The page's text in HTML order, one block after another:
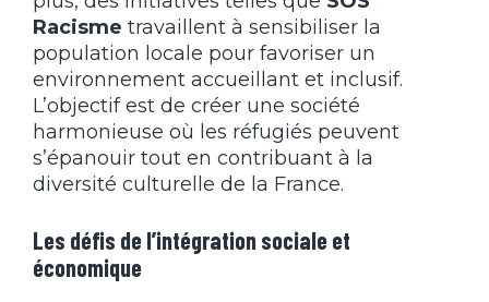
Racisme travaillent à sensibiliser la
population locale pour favoriser un
environnement accueillant et inclusif.
L’objectif est de créer une société
harmonieuse où les réfugiés peuvent
s’épanouir tout en contribuant à la
diversité culturelle de la France.
Les défis de l’intégration sociale et
économique